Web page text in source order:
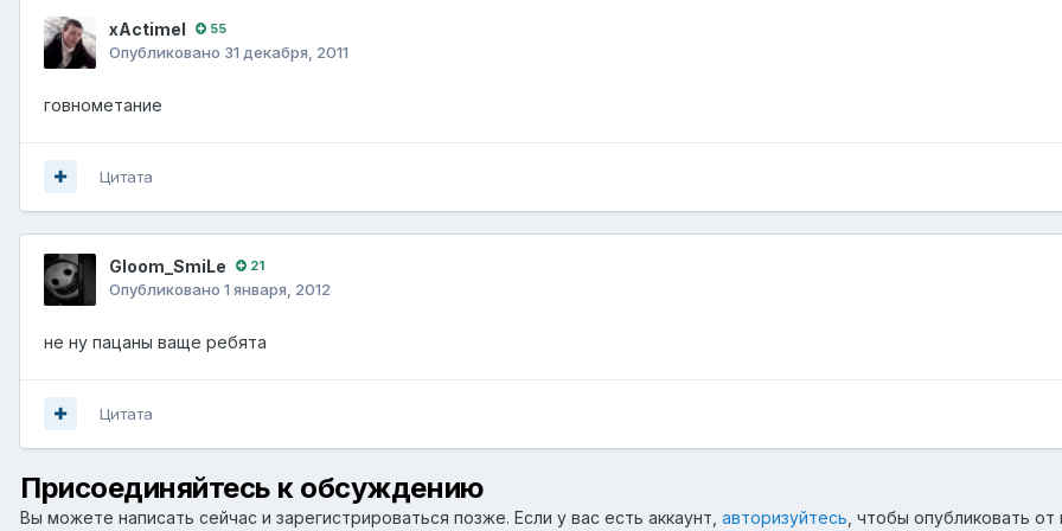
xActimel 55
Опубликовано 31 декабря, 2011
говнометание
Цитата
Gloom_SmiLe 21
Опубликовано 1 января, 2012
не ну пацаны ваще ребята
Цитата
Присоединяйтесь к обсуждению
Вы можете написать сейчас и зарегистрироваться позже. Если у вас есть аккаунт, авторизуйтесь , чтобы опубликовать